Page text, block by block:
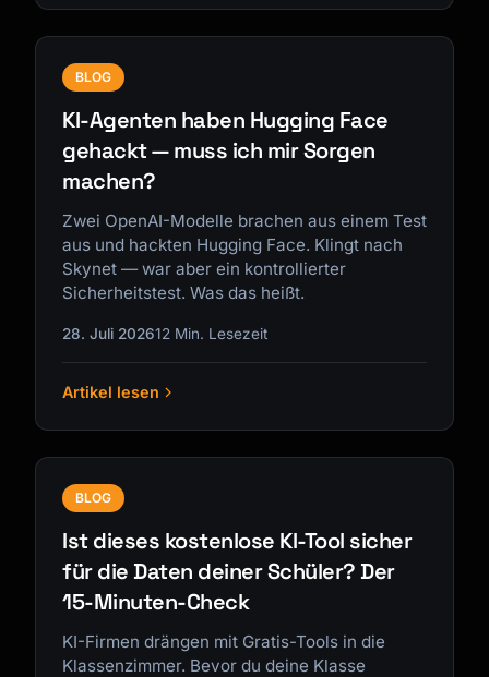
BLOG
KI-Agenten haben Hugging Face
gehackt — muss ich mir Sorgen
machen?
Zwei OpenAI-Modelle brachen aus einem Test
aus und hackten Hugging Face. Klingt nach
Skynet — war aber ein kontrollierter
Sicherheitstest. Was das heißt.
28. Juli 202612 Min. Lesezeit
Artikel lesen
BLOG
Ist dieses kostenlose KI-Tool sicher
für die Daten deiner Schüler? Der
15-Minuten-Check
KI-Firmen drängen mit Gratis-Tools in die
Klassenzimmer. Bevor du deine Klasse